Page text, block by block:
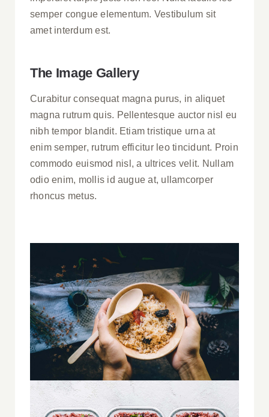
semper congue elementum. Vestibulum sit
amet interdum est.
The Image Gallery
Curabitur consequat magna purus, in aliquet
magna rutrum quis. Pellentesque auctor nisl eu
nibh tempor blandit. Etiam tristique urna at
enim semper, rutrum efficitur leo tincidunt. Proin
commodo euismod nisl, a ultrices velit. Nullam
odio enim, mollis id augue at, ullamcorper
rhoncus metus.